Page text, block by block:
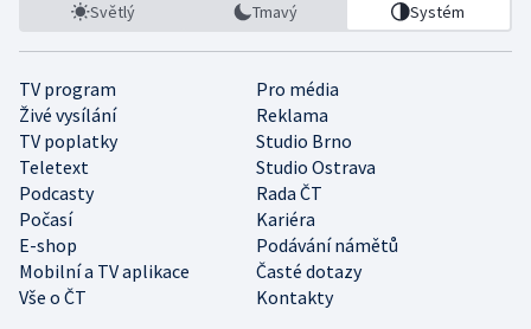
Světlý Tmavý Systém
TV program
Pro média
Živé vysílání
Reklama
TV poplatky
Studio Brno
Teletext
Studio Ostrava
Podcasty
Rada ČT
Počasí
Kariéra
E-shop
Podávání námětů
Mobilní a TV aplikace
Časté dotazy
Vše o ČT
Kontakty